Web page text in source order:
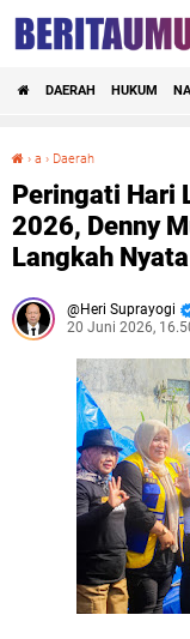
DAERAH HUKUM
› a › Daerah
Peringati Hari
2026, Denny
Langkah
Heri Suprayogi
20 Juni 2026,